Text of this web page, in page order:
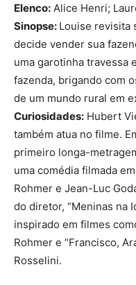
Elenco: Alice Henri;
Sinopse: Louise revisita
decide vender sua
uma garotinha travessa
fazenda, brigando com
de um mundo rural em
Curiosidades: Hubert
também atua no filme.
primeiro longa-
uma comédia filmada
Rohmer e Jean-Luc
do diretor, “Meninas na
inspirado em filmes
Rohmer e “Francisco,
Rosselini.